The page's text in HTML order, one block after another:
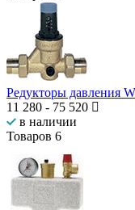
Редукторы давления
11 280 - 75 520
в наличии
Товаров 6